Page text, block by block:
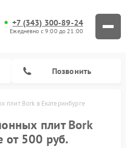
+7 (343) 300-89-24
Ежедневно с 9:00 до 21:00
Позвонить
плит Bork в Екатеринбурге
плитBork
от 500 руб.